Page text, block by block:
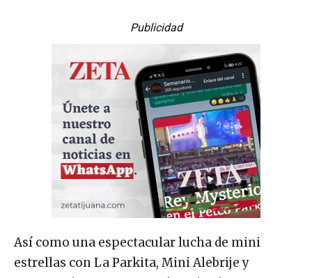
Publicidad
Así como una espectacular lucha de mini
estrellas con La Parkita, Mini Alebrije y